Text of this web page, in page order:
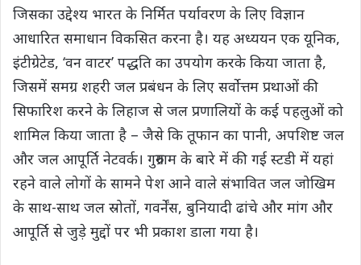
जिसका उद्देश्य भारत के निर्मित पर्यावरण के लिए विज्ञान
आधारित समाधान विकसित करना है। यह अध्ययन एक यूनिक,
इंटीग्रेटेड, ‘वन वाटर’ पद्धति का उपयोग करके किया जाता है,
जिसमें समग्र शहरी जल प्रबंधन के लिए सर्वोत्तम प्रथाओं की
सिफारिश करने के लिहाज से जल प्रणालियों के कई पहलुओं को
शामिल किया जाता है – जैसे कि तूफान का पानी, अपशिष्ट जल
और जल आपूर्ति नेटवर्क। गुरुग्राम के बारे में की गई स्टडी में यहां
रहने वाले लोगों के सामने पेश आने वाले संभावित जल जोखिम
के साथ-साथ जल स्रोतों, गवर्नेंस, बुनियादी ढांचे और मांग और
आपूर्ति से जुड़े मुद्दों पर भी प्रकाश डाला गया है।